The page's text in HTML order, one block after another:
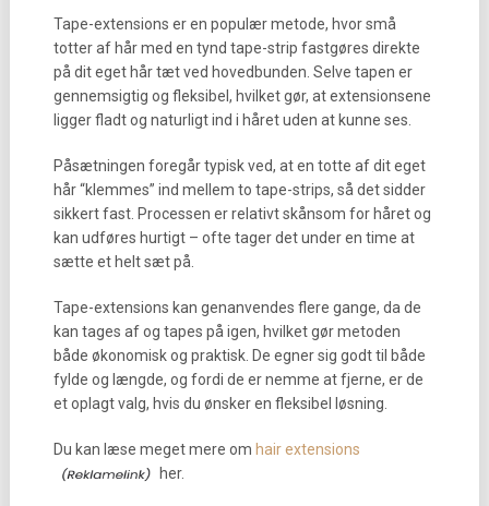
Tape-extensions er en populær metode, hvor små
totter af hår med en tynd tape-strip fastgøres direkte
på dit eget hår tæt ved hovedbunden. Selve tapen er
gennemsigtig og fleksibel, hvilket gør, at extensionsene
ligger fladt og naturligt ind i håret uden at kunne ses.
Påsætningen foregår typisk ved, at en totte af dit eget
hår “klemmes” ind mellem to tape-strips, så det sidder
sikkert fast. Processen er relativt skånsom for håret og
kan udføres hurtigt – ofte tager det under en time at
sætte et helt sæt på.
Tape-extensions kan genanvendes flere gange, da de
kan tages af og tapes på igen, hvilket gør metoden
både økonomisk og praktisk. De egner sig godt til både
fylde og længde, og fordi de er nemme at fjerne, er de
et oplagt valg, hvis du ønsker en fleksibel løsning.
Du kan læse meget mere om hair extensions
her.